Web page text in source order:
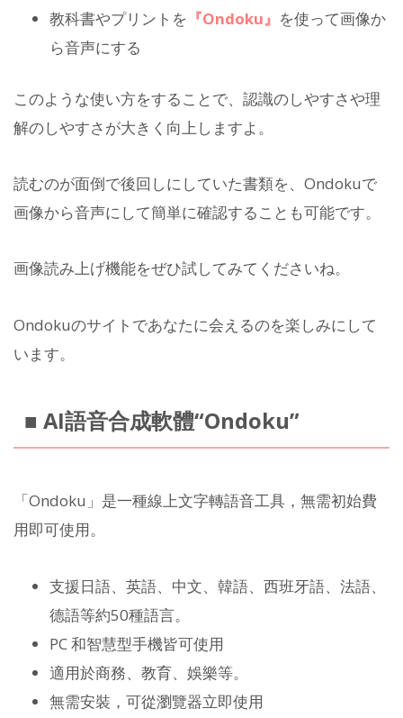
教科書やプリントを 『Ondoku』 を使って画像か
ら音声にする
このような使い方をすることで、認識のしやすさや理
解のしやすさが大きく向上しますよ。
読むのが面倒で後回しにしていた書類を、Ondokuで
画像から音声にして簡単に確認することも可能です。
画像読み上げ機能をぜひ試してみてくださいね。
Ondokuのサイトであなたに会えるのを楽しみにして
います。
■ AI語音合成軟體“Ondoku”
「Ondoku」是一種線上文字轉語音工具，無需初始費
用即可使用。
支援日語、英語、中文、韓語、西班牙語、法語、
德語等約50種語言。
PC 和智慧型手機皆可使用
適用於商務、教育、娛樂等。
無需安裝，可從瀏覽器立即使用